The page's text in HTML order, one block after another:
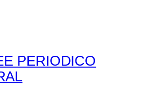
PERIODICO